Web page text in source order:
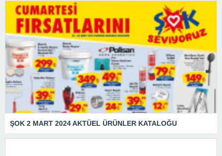
ŞOK 2 MART 2024 AKTÜEL ÜRÜNLER KATALOĞU